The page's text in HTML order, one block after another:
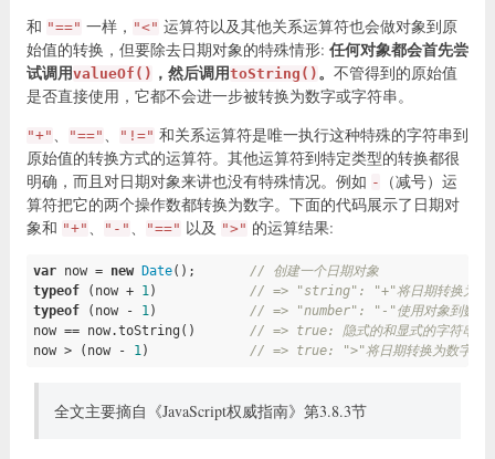
和 "==" 一样， "<" 运算符以及其他关系运算符也会做对象到原
始值的转换，但要除去日期对象的特殊情形: 任何对象都会首先尝
试调用valueOf() ，然后调用toString() 。 不管得到的原始值
是否直接使用，它都不会进一步被转换为数字或字符串。
"+" "==" "!=" 和关系运算符是唯一执行这种特殊的字符串到
原始值的转换方式的运算符。其他运算符到特定类型的转换都很
明确，而且对日期对象来讲也没有特殊情况。例如 -
（减号）运
算符把它的两个操作数都转换为数字。下面的代码展示了日期对
象和 "+" "-" "==" 以及 ">" 的运算结果:
var now = new Date(); // 创建一个日期对象
typeof (now + 1 ) // => "string": "+"将日期转换为字
typeof (now - 1 ) // => "number": "-"使用对象到数字
now == now.toString() // => true: 隐式的和显式的字符串转
now > (now - 1 ) // => true: ">"将日期转换为数字
全文主要摘自《JavaScript权威指南》第3.8.3节